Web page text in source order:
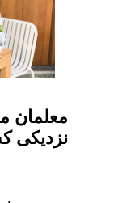
معلمان
نزدیکی